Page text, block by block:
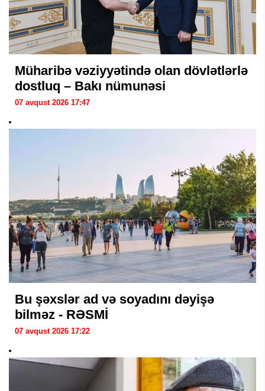
Müharibə vəziyyətində olan dövlətlərlə
dostluq – Bakı nümunəsi
07 avqust 2026 17:47
Bu şəxslər ad və soyadını dəyişə
bilməz - RƏSMİ
07 avqust 2026 17:22